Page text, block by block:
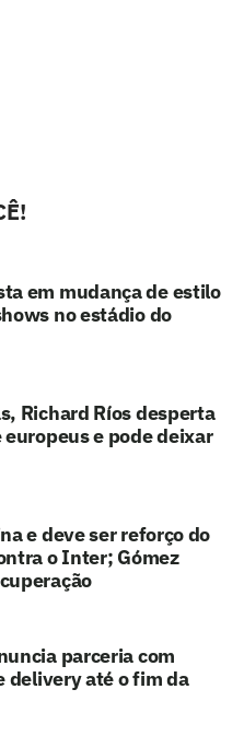
em mudança de estilo
no estádio do
Richard Ríos desperta
e pode deixar
e deve ser reforço do
o Inter; Gómez
parceria com
delivery até o fim da